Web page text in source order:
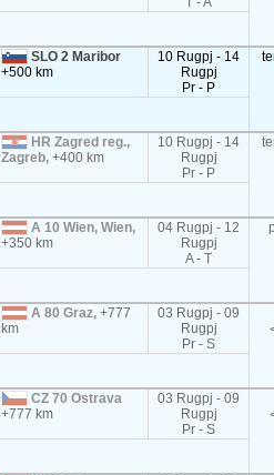
SLO 2 Maribor
+500 km
10 Rugpj - 14
Rugpj
Pr - P
HR Zagred reg.,
Zagreb,+400 km
10 Rugpj - 14
Rugpj
Pr - P
A 10 Wien, Wien,
+350 km
04 Rugpj - 12
Rugpj
A - T
A 80 Graz,+777
km
03 Rugpj - 09
Rugpj
Pr - S
CZ 70 Ostrava
+777 km
03 Rugpj - 09
Rugpj
Pr - S